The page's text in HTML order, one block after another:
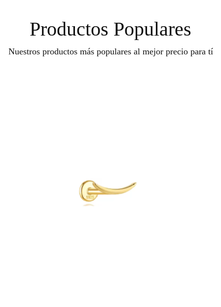
Productos Populares
Nuestros productos más populares al mejor precio para tí